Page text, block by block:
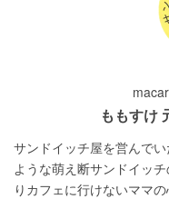
ももすけ
サンドイッチ屋を営んで
ような萌え断サンドイッ
りカフェに行けないママ